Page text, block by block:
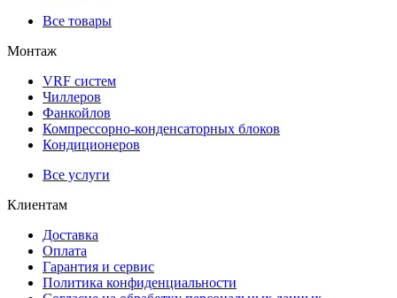
Все товары
Монтаж
VRF систем
Чиллеров
Фанкойлов
Компрессорно-конденсаторных блоков
Кондиционеров
Все услуги
Клиентам
Доставка
Оплата
Гарантия и сервис
Политика конфиденциальности